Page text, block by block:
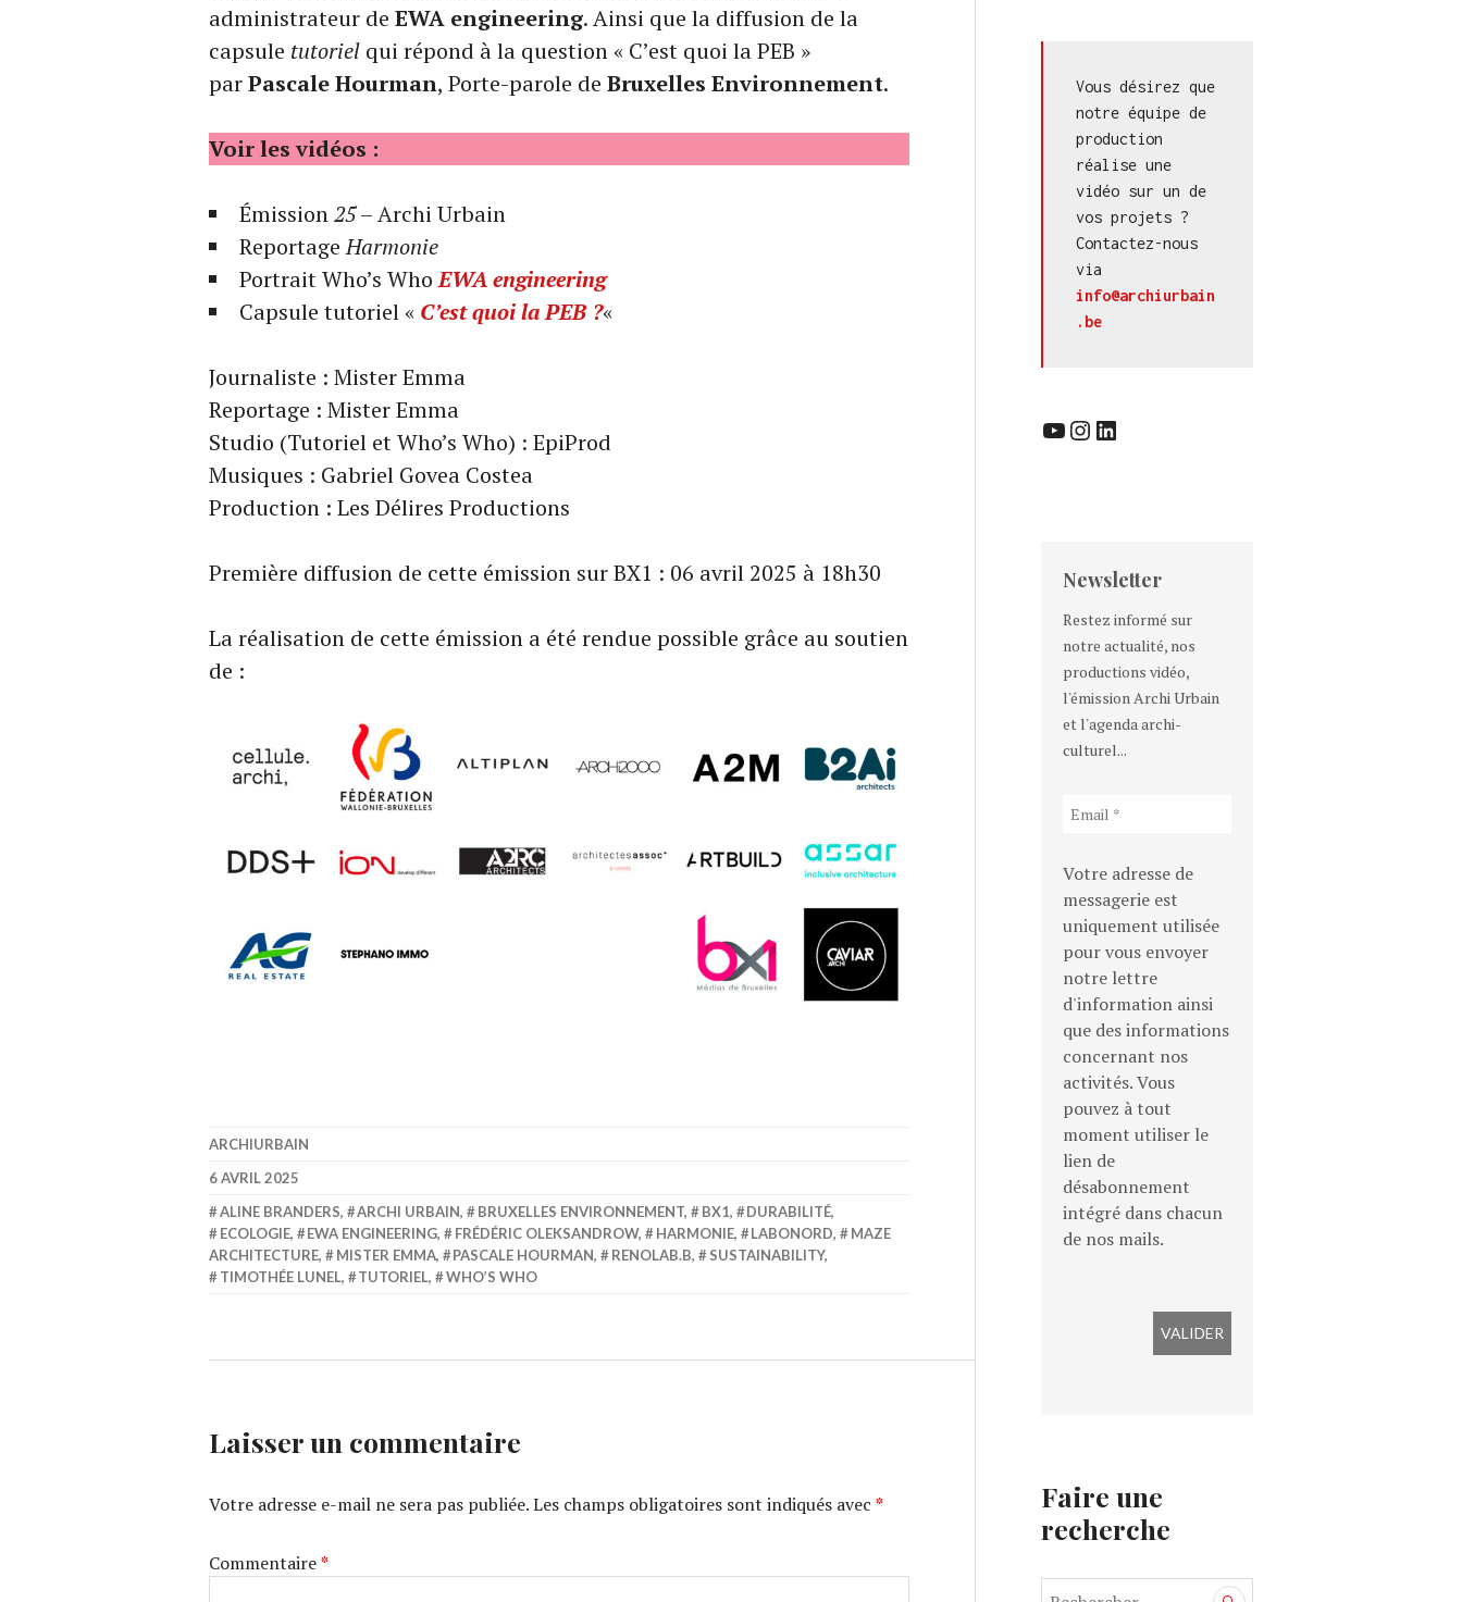
administrateur de EWA engineering. Ainsi que la diffusion de la
capsule tutoriel qui répond à la question « C’est quoi la PEB »
parPascale Hourman, Porte-parole de Bruxelles Environnement.
Voir les vidéos :
Émission25– Archi Urbain
ReportageHarmonie
Portrait Who’s WhoEWA engineering
Capsule tutoriel « C’est quoi la PEB ?«
Journaliste : Mister Emma
Reportage : Mister Emma
Studio (Tutoriel et Who’s Who) : EpiProd
Musiques : Gabriel Govea Costea
Production : Les Délires Productions
Première diffusion de cette émission sur BX1 : 06 avril 2025 à 18h30
La réalisation de cette émission a été rendue possible grâce au soutien
de :
ARCHIURBAIN
6 AVRIL 2025
ALINE BRANDERS, ARCHI URBAIN, BRUXELLES ENVIRONNEMENT, BX1, DURABILITÉ,
ECOLOGIE, EWA ENGINEERING, FRÉDÉRIC OLEKSANDROW, HARMONIE, LABONORD,
MAZE
ARCHITECTURE, MISTER EMMA, PASCALE HOURMAN, RENOLAB.B, SUSTAINABILITY,
TIMOTHÉE LUNEL, TUTORIEL, WHO’S WHO
Laisser un commentaire
Votre adresse e-mail ne sera pas publiée.Les champs obligatoires sont indiqués avec *
Commentaire*
Vous désirez que
notre équipe de
production
réalise une
vidéo sur un de
vos projets ?
Contactez-nous
info@archiurbain
.be
YouTube InstagramLinkedIn
Newsletter
Restez informé sur
notre actualité, nos
productions vidéo,
l'émission Archi Urbain
et l'agenda archi-
culturel...
Votre adresse de
messagerie est
uniquement utilisée
pour vous envoyer
notre lettre
d'information ainsi
que des informations
concernant nos
activités. Vous
pouvez à tout
moment utiliser le
lien de
désabonnement
intégré dans chacun
de nos mails.
Faire une
recherche